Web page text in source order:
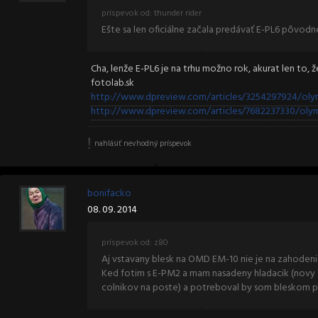
príspevok od: thunder rider
Ešte sa len oficiálne začala predávať E-PL6
Cha, lenže E-PL6 je na trhu možno rok, akurat len
fotolab.sk
http://www.dpreview.com/articles/3254297924/
http://www.dpreview.com/articles/7682237330/
nahlásiť nevhodný príspevok
bonifacko
08. 09. 2014
príspevok od: z80
Aj vstavany blesk na OMD EM-10 nie je na
Ked fotim s E-PM2 a mam nasadeny hladacik
colnikov na poste) a potreboval by som bleskom